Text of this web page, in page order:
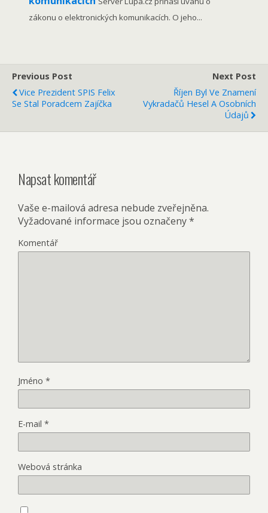
zákonu o elektronických komunikacích. O jeho...
Previous Post
Vice Prezident SPIS Felix
Se Stal Poradcem Zajíčka
Next Post
Říjen Byl Ve Znamení
Vykradačů Hesel A Osobních
Údajů
Napsat komentář
Vaše e-mailová adresa nebude zveřejněna.
Vyžadované informace jsou označeny*
Komentář
Jméno *
E-mail *
Webová stránka